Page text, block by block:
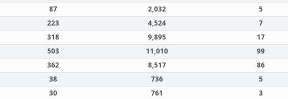
87 2,032 5
223 4,524 7
318 9,895 17
503 11,010 99
362 8,517 86
38 736 5
30 761 3